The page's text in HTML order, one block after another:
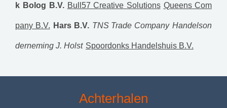
k Bolog B.V. Bull57 Creative Solutions Queens Com
pany B.V. Hars B.V. TNS Trade Company Handelson
derneming J. Holst Spoordonks Handelshuis B.V.
Achterhalen